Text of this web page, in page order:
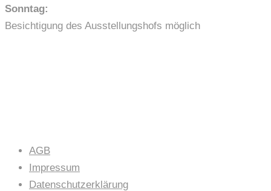
Sonntag:
Besichtigung des Ausstellungshofs möglich
AGB
Impressum
Datenschutzerklärung